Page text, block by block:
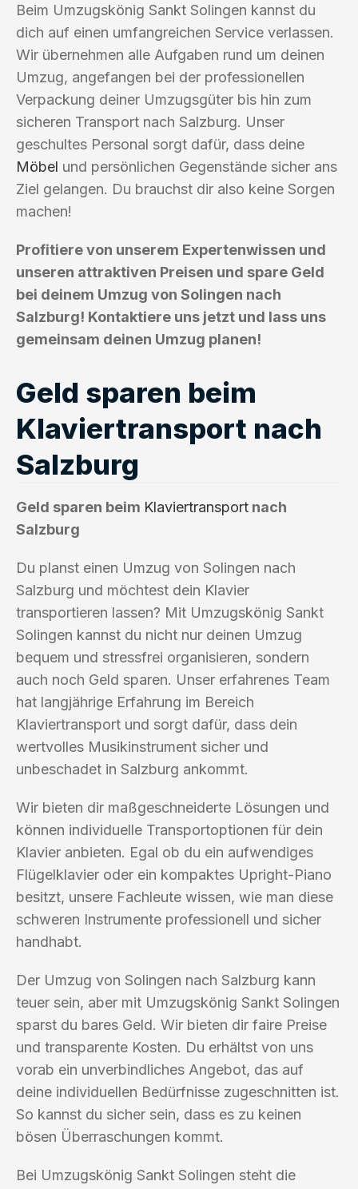
Beim Umzugskönig Sankt Solingen kannst du
dich auf einen umfangreichen Service verlassen.
Wir übernehmen alle Aufgaben rund um deinen
Umzug, angefangen bei der professionellen
Verpackung deiner Umzugsgüter bis hin zum
sicheren Transport nach Salzburg. Unser
geschultes Personal sorgt dafür, dass deine
Möbel und persönlichen Gegenstände sicher ans
Ziel gelangen. Du brauchst dir also keine Sorgen
machen!
Profitiere von unserem Expertenwissen und
unseren attraktiven Preisen und spare Geld
bei deinem Umzug von Solingen nach
Salzburg! Kontaktiere uns jetzt und lass uns
gemeinsam deinen Umzug planen!
Geld sparen beim
Klaviertransport nach
Salzburg
Geld sparen beim Klaviertransport nach
Salzburg
Du planst einen Umzug von Solingen nach
Salzburg und möchtest dein Klavier
transportieren lassen? Mit Umzugskönig Sankt
Solingen kannst du nicht nur deinen Umzug
bequem und stressfrei organisieren, sondern
auch noch Geld sparen. Unser erfahrenes Team
hat langjährige Erfahrung im Bereich
Klaviertransport und sorgt dafür, dass dein
wertvolles Musikinstrument sicher und
unbeschadet in Salzburg ankommt.
Wir bieten dir maßgeschneiderte Lösungen und
können individuelle Transportoptionen für dein
Klavier anbieten. Egal ob du ein aufwendiges
Flügelklavier oder ein kompaktes Upright-Piano
besitzt, unsere Fachleute wissen, wie man diese
schweren Instrumente professionell und sicher
handhabt.
Der Umzug von Solingen nach Salzburg kann
teuer sein, aber mit Umzugskönig Sankt Solingen
sparst du bares Geld. Wir bieten dir faire Preise
und transparente Kosten. Du erhältst von uns
vorab ein unverbindliches Angebot, das auf
deine individuellen Bedürfnisse zugeschnitten ist.
So kannst du sicher sein, dass es zu keinen
bösen Überraschungen kommt.
Bei Umzugskönig Sankt Solingen steht die